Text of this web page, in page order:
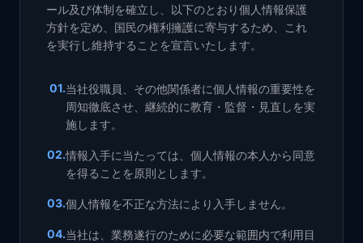
ール及び体制を確立し、以下のとおり個人情報保護
方針を定め、国民の権利擁護に寄与するため、これ
を実行し維持することを宣言いたします。
01.当社役職員、その他関係者に個人情報の重要性を
周知徹底させ、継続的に教育・監督・見直しを実
施します。
02.情報入手に当たっては、個人情報の本人から同意
を得ることを原則とします。
03.個人情報を不正な方法により入手しません。
04.当社は、業務遂行のために必要な範囲内で利用目